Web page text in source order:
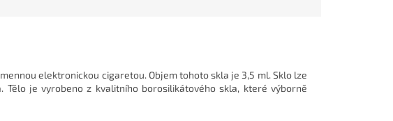
elektronickou cigaretou. Objem tohoto skla je 3,5 ml. Sklo lze
je vyrobeno z kvalitního borosilikátového skla, které výborně